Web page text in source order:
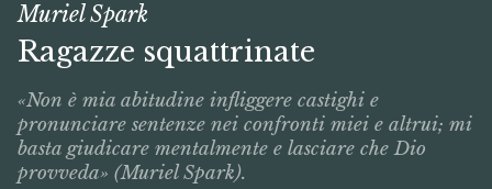
Muriel Spark
Ragazze squattrinate
«Non è mia abitudine infliggere castighi e
pronunciare sentenze nei confronti miei e altrui; mi
basta giudicare mentalmente e lasciare che Dio
provveda» (Muriel Spark).